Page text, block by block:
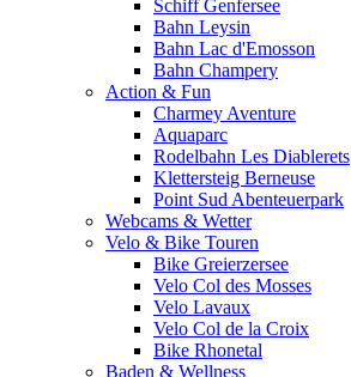
Schiff Genfersee
Bahn Leysin
Bahn Lac d'Emosson
Bahn Champery
Action & Fun
Charmey Aventure
Aquaparc
Rodelbahn Les Diablerets
Klettersteig Berneuse
Point Sud Abenteuerpark
Webcams & Wetter
Velo & Bike Touren
Bike Greierzersee
Velo Col des Mosses
Velo Lavaux
Velo Col de la Croix
Bike Rhonetal
Baden & Wellness